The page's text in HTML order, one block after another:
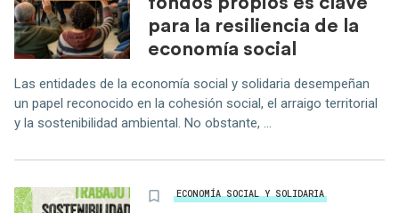
para la resiliencia de la
economía social
Las entidades de la economía social y solidaria desempeñan
un papel reconocido en la cohesión social, el arraigo territorial
y la sostenibilidad ambiental. No obstante, ...
ECONOMÍA SOCIAL Y SOLIDARIA